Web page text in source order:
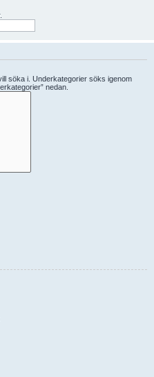
söka i. Underkategorier söks igenom
nedan.